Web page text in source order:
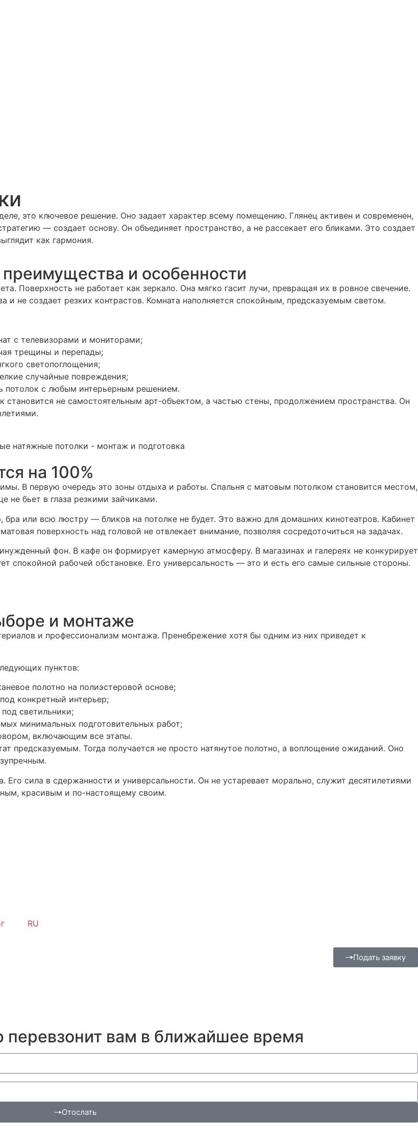
это ключевое решение. Оно задает характер всему помещению. Глянец активен и современен,
— создает основу. Он объединяет пространство, а не рассекает его бликами. Это создает
как гармония.
и особенности
Поверхность не работает как зеркало. Она мягко гасит лучи, превращая их в ровное свечение.
и не создает резких контрастов. Комната наполняется спокойным, предсказуемым светом.
с телевизорами и мониторами;
трещины и перепады;
светопоглощения;
случайные повреждения;
потолок с любым интерьерным решением.
не самостоятельным арт-объектом, а частью стены, продолжением пространства. Он
на 100%
В первую очередь это зоны отдыха и работы. Спальня с матовым потолком становится местом,
не бьет в глаза резкими зайчиками.
или всю люстру — бликов на потолке не будет. Это важно для домашних кинотеатров. Кабинет
поверхность над головой не отвлекает внимание, позволяя сосредоточиться на задачах.
фон. В кафе он формирует камерную атмосферу. В магазинах и галереях не конкурирует
спокойной рабочей обстановке. Его универсальность — это и есть его самые сильные стороны.
и монтаже
и профессионализм монтажа. Пренебрежение хотя бы одним из них приведет к
пунктов:
полотно на полиэстеровой основе;
конкретный интерьер;
светильники;
минимальных подготовительных работ;
включающим все этапы.
предсказуемым. Тогда получается не просто натянутое полотно, а воплощение ожиданий. Оно
сила в сдержанности и универсальности. Он не устаревает морально, служит десятилетиями
красивым и по-настоящему своим.
RU
Подать заявку
вам в ближайшее время
Отослать